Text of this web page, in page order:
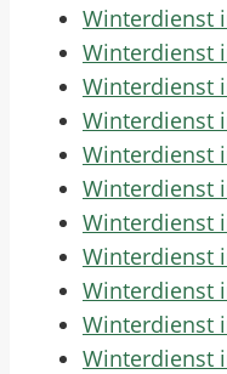
Winterdienst
Winterdienst
Winterdienst
Winterdienst
Winterdienst
Winterdienst
Winterdienst
Winterdienst
Winterdienst
Winterdienst
Winterdienst